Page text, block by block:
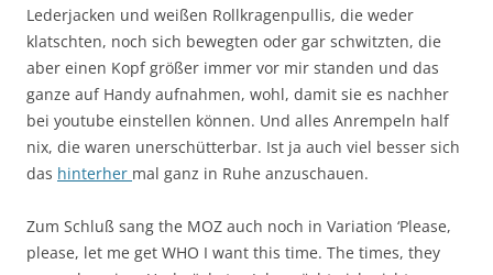
Lederjacken und weißen Rollkragenpullis, die weder
klatschten, noch sich bewegten oder gar schwitzten, die
aber einen Kopf größer immer vor mir standen und das
ganze auf Handy aufnahmen, wohl, damit sie es nachher
bei youtube einstellen können. Und alles Anrempeln half
nix, die waren unerschütterbar. Ist ja auch viel besser sich
das hinterher mal ganz in Ruhe anzuschauen.
Zum Schluß sang the MOZ auch noch in Variation ‘Please,
please, let me get WHO I want this time. The times, they